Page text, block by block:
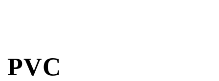
PVC